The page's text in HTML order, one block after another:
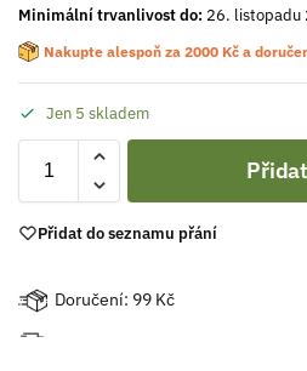
Minimální trvanlivost do: 26. listopadu
Nakupte alespoň za 2000 Kč a
Jen 5 skladem
Přidat do seznamu přání
Doručení: 99 Kč